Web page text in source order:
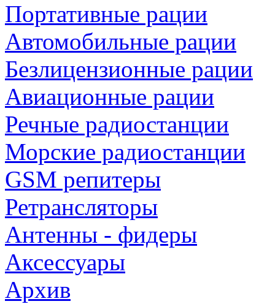
Портативные рации
Автомобильные рации
Безлицензионные рации
Авиационные рации
Речные радиостанции
Морские радиостанции
GSM репитеры
Ретрансляторы
Антенны - фидеры
Аксессуары
Архив